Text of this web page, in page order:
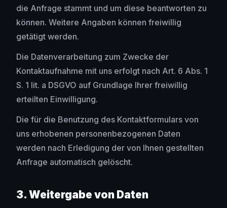
die Anfrage stammt und um diese beantworten zu
können. Weitere Angaben können freiwillig
getätigt werden.
Die Datenverarbeitung zum Zwecke der
Kontaktaufnahme mit uns erfolgt nach Art. 6 Abs. 1
S. 1 lit. a DSGVO auf Grundlage Ihrer freiwillig
erteilten Einwilligung.
Die für die Benutzung des Kontaktformulars von
uns erhobenen personenbezogenen Daten
werden nach Erledigung der von Ihnen gestellten
Anfrage automatisch gelöscht.
3. Weitergabe von Daten